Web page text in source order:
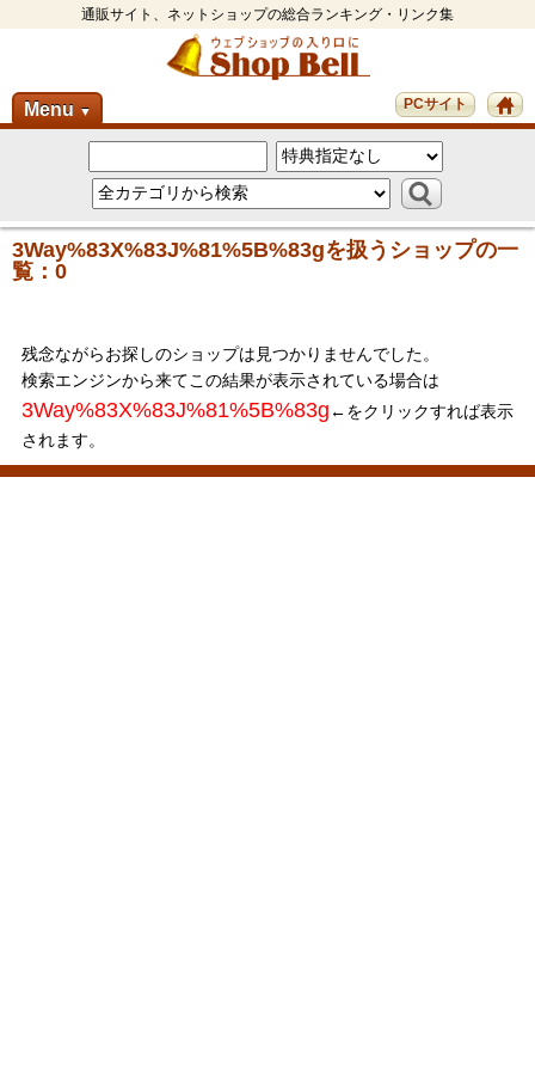
通販サイト、ネットショップの総合ランキング・リンク集
Menu ▼ PCサイト
3Way%83X%83J%81%5B%83gを扱うショップの一
覧：0
残念ながらお探しのショップは見つかりませんでした。
検索エンジンから来てこの結果が表示されている場合は
3Way%83X%83J%81%5B%83g ←をクリックすれば表示
されます。